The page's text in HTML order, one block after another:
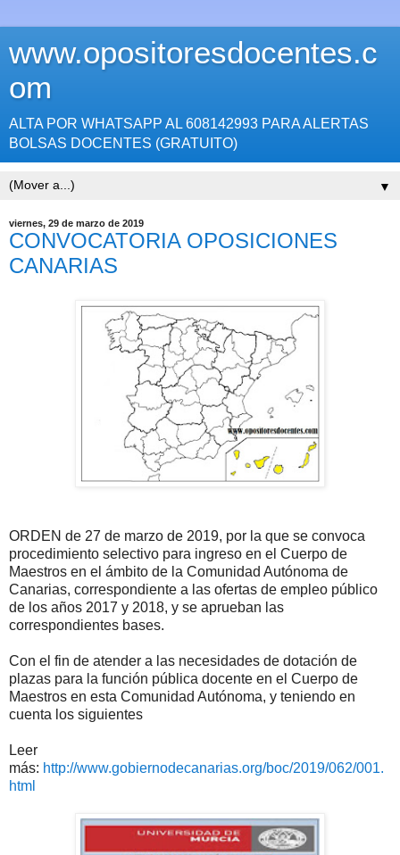
www.opositoresdocentes.c
om
ALTA POR WHATSAPP AL 608142993 PARA ALERTAS
BOLSAS DOCENTES (GRATUITO)
▼
viernes, 29 de marzo de 2019
CONVOCATORIA OPOSICIONES
CANARIAS
ORDEN de 27 de marzo de 2019, por la que se convoca
procedimiento selectivo para ingreso en el Cuerpo de
Maestros en el ámbito de la Comunidad Autónoma de
Canarias, correspondiente a las ofertas de empleo público
de los años 2017 y 2018, y se aprueban las
correspondientes bases.
Con el fin de atender a las necesidades de dotación de
plazas para la función pública docente en el Cuerpo de
Maestros en esta Comunidad Autónoma, y teniendo en
cuenta los siguientes
Leer
más: http://www.gobiernodecanarias.org/boc/2019/062/001.
html